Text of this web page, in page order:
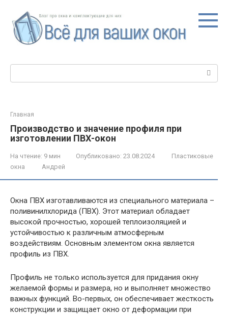
контенту
Главная
Производство и значение профиля при
изготовлении ПВХ-окон
На чтение: 9 мин Опубликовано: 23.08.2024
Пластиковые
окна
Андрей
Окна ПВХ изготавливаются из специального материала –
поливинилхлорида (ПВХ). Этот материал обладает
высокой прочностью, хорошей теплоизоляцией и
устойчивостью к различным атмосферным
воздействиям. Основным элементом окна является
профиль из ПВХ.
Профиль не только используется для придания окну
желаемой формы и размера, но и выполняет множество
важных функций. Во-первых, он обеспечивает жесткость
конструкции и защищает окно от деформации при